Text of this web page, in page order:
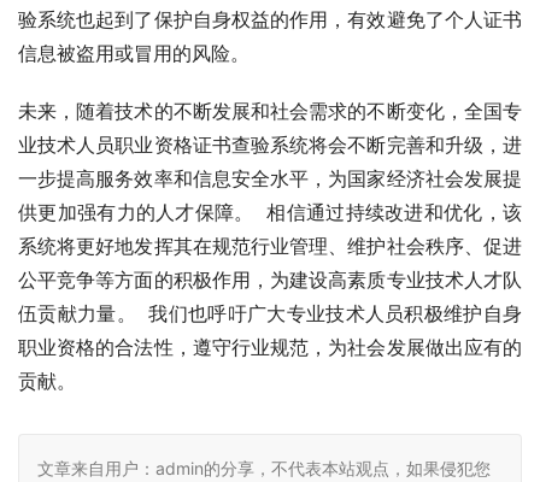
验系统也起到了保护自身权益的作用，有效避免了个人证书
信息被盗用或冒用的风险。
未来，随着技术的不断发展和社会需求的不断变化，全国专
业技术人员职业资格证书查验系统将会不断完善和升级，进
一步提高服务效率和信息安全水平，为国家经济社会发展提
供更加强有力的人才保障。  相信通过持续改进和优化，该
系统将更好地发挥其在规范行业管理、维护社会秩序、促进
公平竞争等方面的积极作用，为建设高素质专业技术人才队
伍贡献力量。  我们也呼吁广大专业技术人员积极维护自身
职业资格的合法性，遵守行业规范，为社会发展做出应有的
贡献。
文章来自用户：admin的分享，不代表本站观点，如果侵犯您